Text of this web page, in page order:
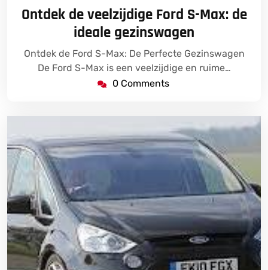
oktober
2025
Ontdek de veelzijdige Ford S-Max: de
ideale gezinswagen
Ontdek de Ford S-Max: De Perfecte Gezinswagen
De Ford S-Max is een veelzijdige en ruime…
0 Comments